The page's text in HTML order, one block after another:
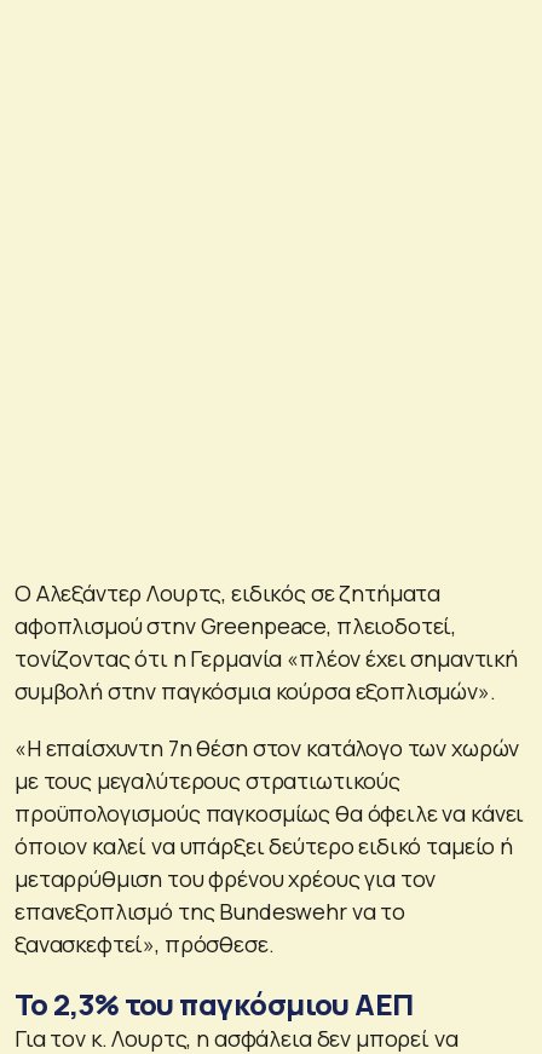
Ο Αλεξάντερ Λουρτς, ειδικός σε ζητήματα
αφοπλισμού στην Greenpeace, πλειοδοτεί,
τονίζοντας ότι η Γερμανία «πλέον έχει σημαντική
συμβολή στην παγκόσμια κούρσα εξοπλισμών».
«Η επαίσχυντη 7η θέση στον κατάλογο των χωρών
με τους μεγαλύτερους στρατιωτικούς
προϋπολογισμούς παγκοσμίως θα όφειλε να κάνει
όποιον καλεί να υπάρξει δεύτερο ειδικό ταμείο ή
μεταρρύθμιση του φρένου χρέους για τον
επανεξοπλισμό της Bundeswehr να το
ξανασκεφτεί», πρόσθεσε.
Το 2,3% του παγκόσμιου ΑΕΠ
Για τον κ. Λουρτς, η ασφάλεια δεν μπορεί να